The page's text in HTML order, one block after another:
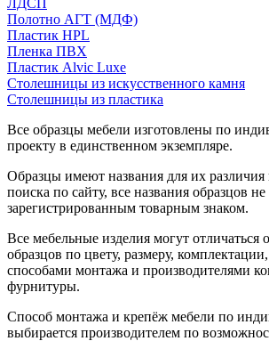
Полотно АГТ (МДФ)
Пластик HPL
Пленка ПВХ
Пластик Alvic Luxe
Столешницы из искусственного камня
Столешницы из пластика
Все образцы мебели изготовлены по
проекту в единственном экземпляре.
Образцы имеют названия для их различия
поиска по сайту, все названия образцов
зарегистрированным товарным знаком.
Все мебельные изделия могут отличаться
образцов по цвету, размеру,
способами монтажа и производителями
фурнитуры.
Способ монтажа и крепёж мебели по
выбирается производителем по